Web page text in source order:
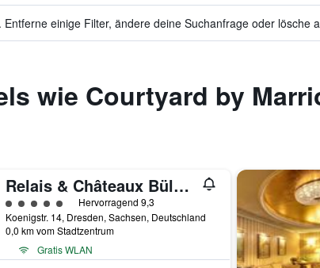
einige Filter, ändere deine Suchanfrage oder lösche
wie Courtyard by
Relais & Châteaux Bülow Palais
Bewertungskategorie 5
Hervorragend 9,3
Koenigstr. 14, Dresden, Sachsen, Deutschland
0,0 km vom Stadtzentrum
Gratis WLAN